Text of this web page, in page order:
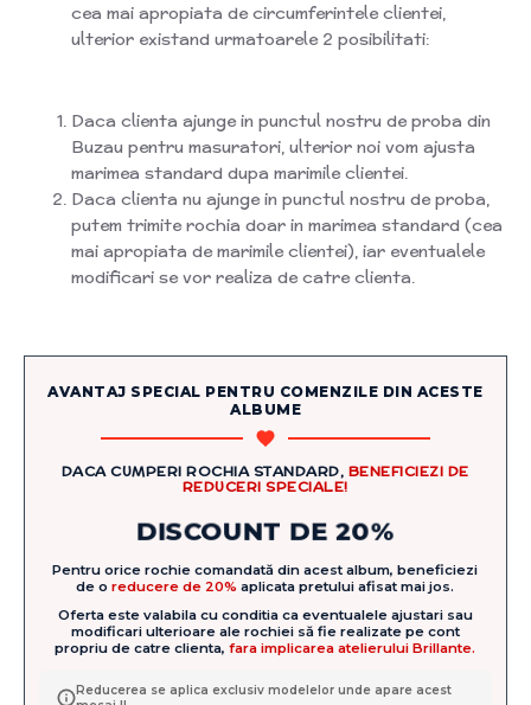
cea mai apropiata de circumferintele clientei,
ulterior existand urmatoarele 2 posibilitati:
Daca clienta ajunge in punctul nostru de proba din
Buzau pentru masuratori, ulterior noi vom ajusta
marimea standard dupa marimile clientei.
Daca clienta nu ajunge in punctul nostru de proba,
putem trimite rochia doar in marimea standard (cea
mai apropiata de marimile clientei), iar eventualele
modificari se vor realiza de catre clienta.
AVANTAJ SPECIAL PENTRU COMENZILE DIN ACESTE
ALBUME
DACA CUMPERI ROCHIA STANDARD, BENEFICIEZI DE
REDUCERI SPECIALE!
DISCOUNT DE 20%
Pentru orice rochie comandată din acest album, beneficiezi
de oreducere de 20% aplicata pretului afisat mai jos.
Oferta este valabila cu conditia ca eventualele ajustari sau
modificari ulterioare ale rochiei să fie realizate pe cont
propriu de catre clienta,fara implicarea atelierului Brillante.
Reducerea se aplica exclusiv modelelor unde apare acest